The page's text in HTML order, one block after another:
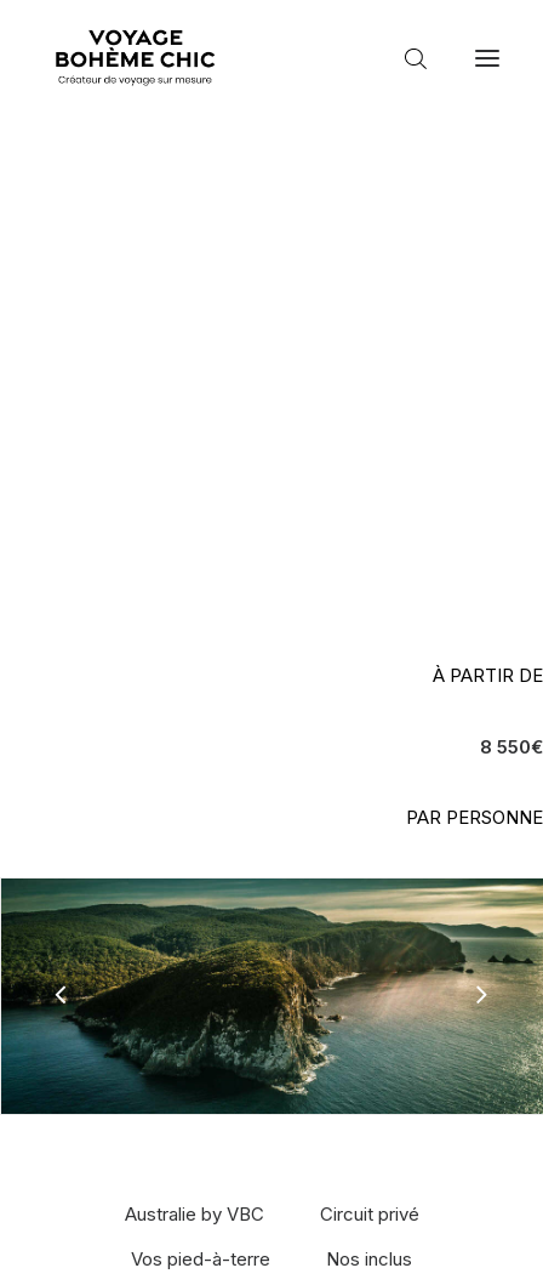
À PARTIR DE
8 550€
PAR PERSONNE
Australie by VBC
Circuit privé
Vos pied-à-terre
Nos inclus